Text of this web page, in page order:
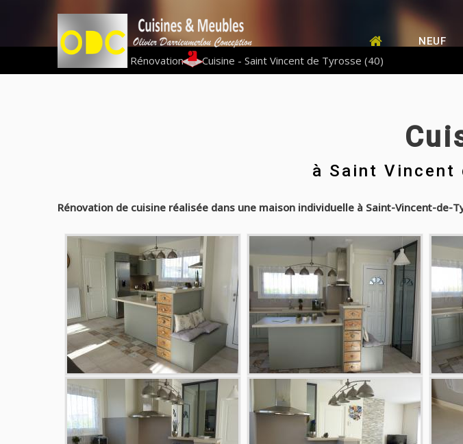
NEUF
Vous êtes ici : Rénovation | Cuisine - Saint Vincent de Tyrosse (40)
à Saint Vincent
Rénovation de cuisine réalisée dans une maison individuelle à Saint-Vincent-de-